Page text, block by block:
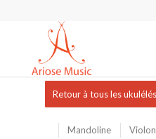
Retour à tous les ukulélés
Mandoline